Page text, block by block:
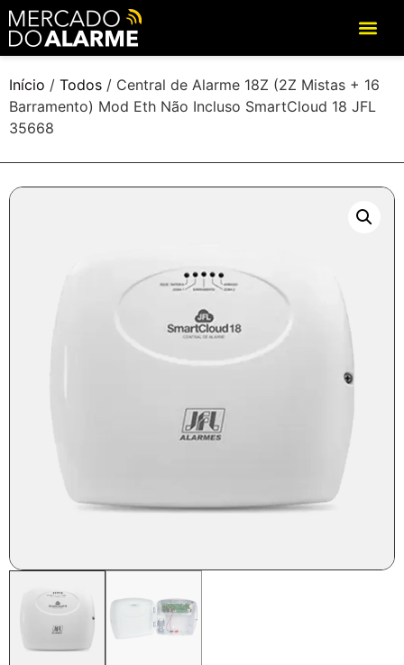
Início / Todos / Central de Alarme 18Z (2Z Mistas + 16
Barramento) Mod Eth Não Incluso SmartCloud 18 JFL
35668